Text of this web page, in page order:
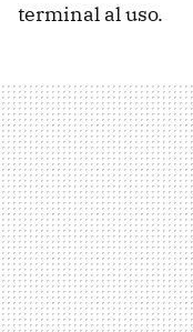
terminal al uso.